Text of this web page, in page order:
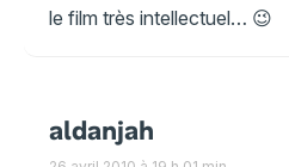
le film très intellectuel… 😉
aldanjah